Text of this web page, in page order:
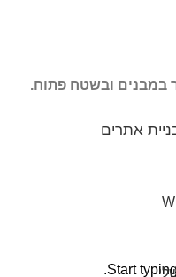
במבנים ובשטח פתוח.
אתרים
Start